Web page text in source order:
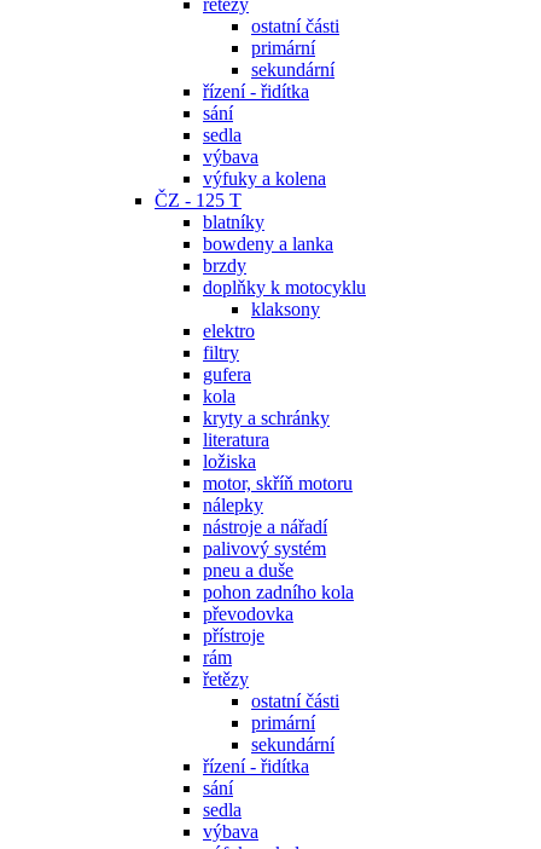
ostatní části
primární
sekundární
řízení - řidítka
sání
sedla
výbava
výfuky a kolena
ČZ - 125 T
blatníky
bowdeny a lanka
brzdy
doplňky k motocyklu
klaksony
elektro
filtry
gufera
kola
kryty a schránky
literatura
ložiska
motor, skříň motoru
nálepky
nástroje a nářadí
palivový systém
pneu a duše
pohon zadního kola
převodovka
přístroje
rám
řetězy
ostatní části
primární
sekundární
řízení - řidítka
sání
sedla
výbava